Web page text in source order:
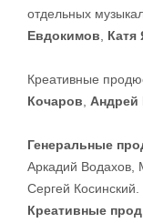
отдельных
Евдокимов
Катя
Креативные
Кочаров
Андрей
Генеральные
Аркадий Водахов,
Сергей Косинский.
Креативные